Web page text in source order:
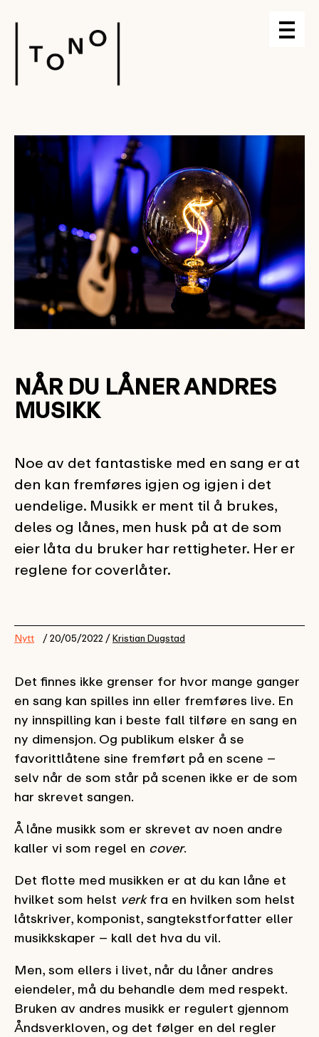
NÅR DU LÅNER ANDRES
MUSIKK
Noe av det fantastiske med en sang er at
den kan fremføres igjen og igjen i det
uendelige. Musikk er ment til å brukes,
deles og lånes, men husk på at de som
eier låta du bruker har rettigheter. Her er
reglene for coverlåter.
Nytt / 20/05/2022 /Kristian Dugstad
Det finnes ikke grenser for hvor mange ganger
en sang kan spilles inn eller fremføres live. En
ny innspilling kan i beste fall tilføre en sang en
ny dimensjon. Og publikum elsker å se
favorittlåtene sine fremført på en scene –
selv når de som står på scenen ikke er de som
har skrevet sangen.
Å låne musikk som er skrevet av noen andre
kaller vi som regel en cover.
Det flotte med musikken er at du kan låne et
hvilket som helst verkfra en hvilken som helst
låtskriver, komponist, sangtekstforfatter eller
musikkskaper – kall det hva du vil.
Men, som ellers i livet, når du låner andres
eiendeler, må du behandle dem med respekt.
Bruken av andres musikk er regulert gjennom
Åndsverkloven, og det følger en del regler